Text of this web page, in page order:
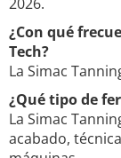
2026.
¿Con qué
Tech?
La Simac
¿Qué tipo de
La Simac
acabado,